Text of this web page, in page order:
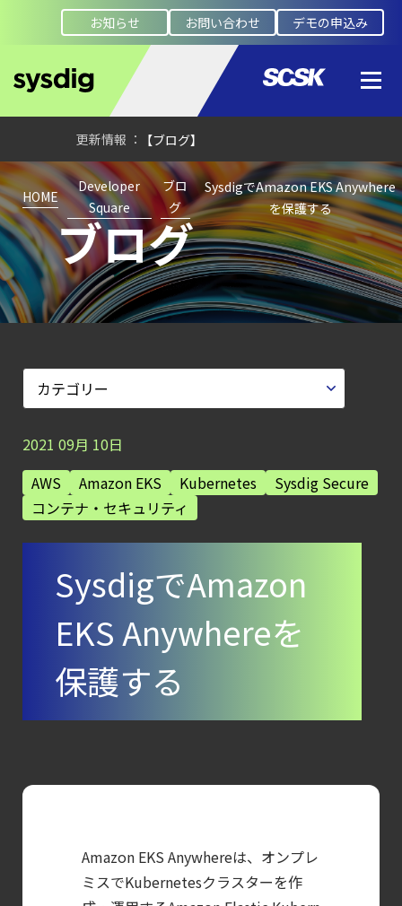
お知らせ お問い合わせ デモの申込み
の進化：
エージェント型脅威アクターが
モデルの破壊を目的としたランサムウェアを
【ブログ】
CSPMとは？
クラウド構成ミスを未然に防ぐSecurity
Posture
Managementの全体像
【ブログ】CISO
のための Headless
AIワークロードのコンテナセキュリティ
GPU環境を守る新しい視点
【ブログ】
サーバ・
第4回： Sysdig・
JP1・
Illumio連携における自動隔離検証
検知イベント取り扱いの課題と解消策
Workload
Protection
Platform）とは？
ブログ
HOME
Developer
Square
ブロ
グ
SysdigでAmazon EKS Anywhere
を保護する
2021 09月 10日
AWS
Amazon EKS Kubernetes
Sysdig Secure
コンテナ・セキュリティ
SysdigでAmazon
EKS Anywhereを
保護する
Amazon EKS Anywhereは、オンプレ
ミスでKubernetesクラスターを作